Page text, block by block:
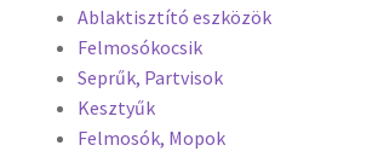
Ablaktisztító eszközök
Felmosókocsik
Seprűk, Partvisok
Kesztyűk
Felmosók, Mopok